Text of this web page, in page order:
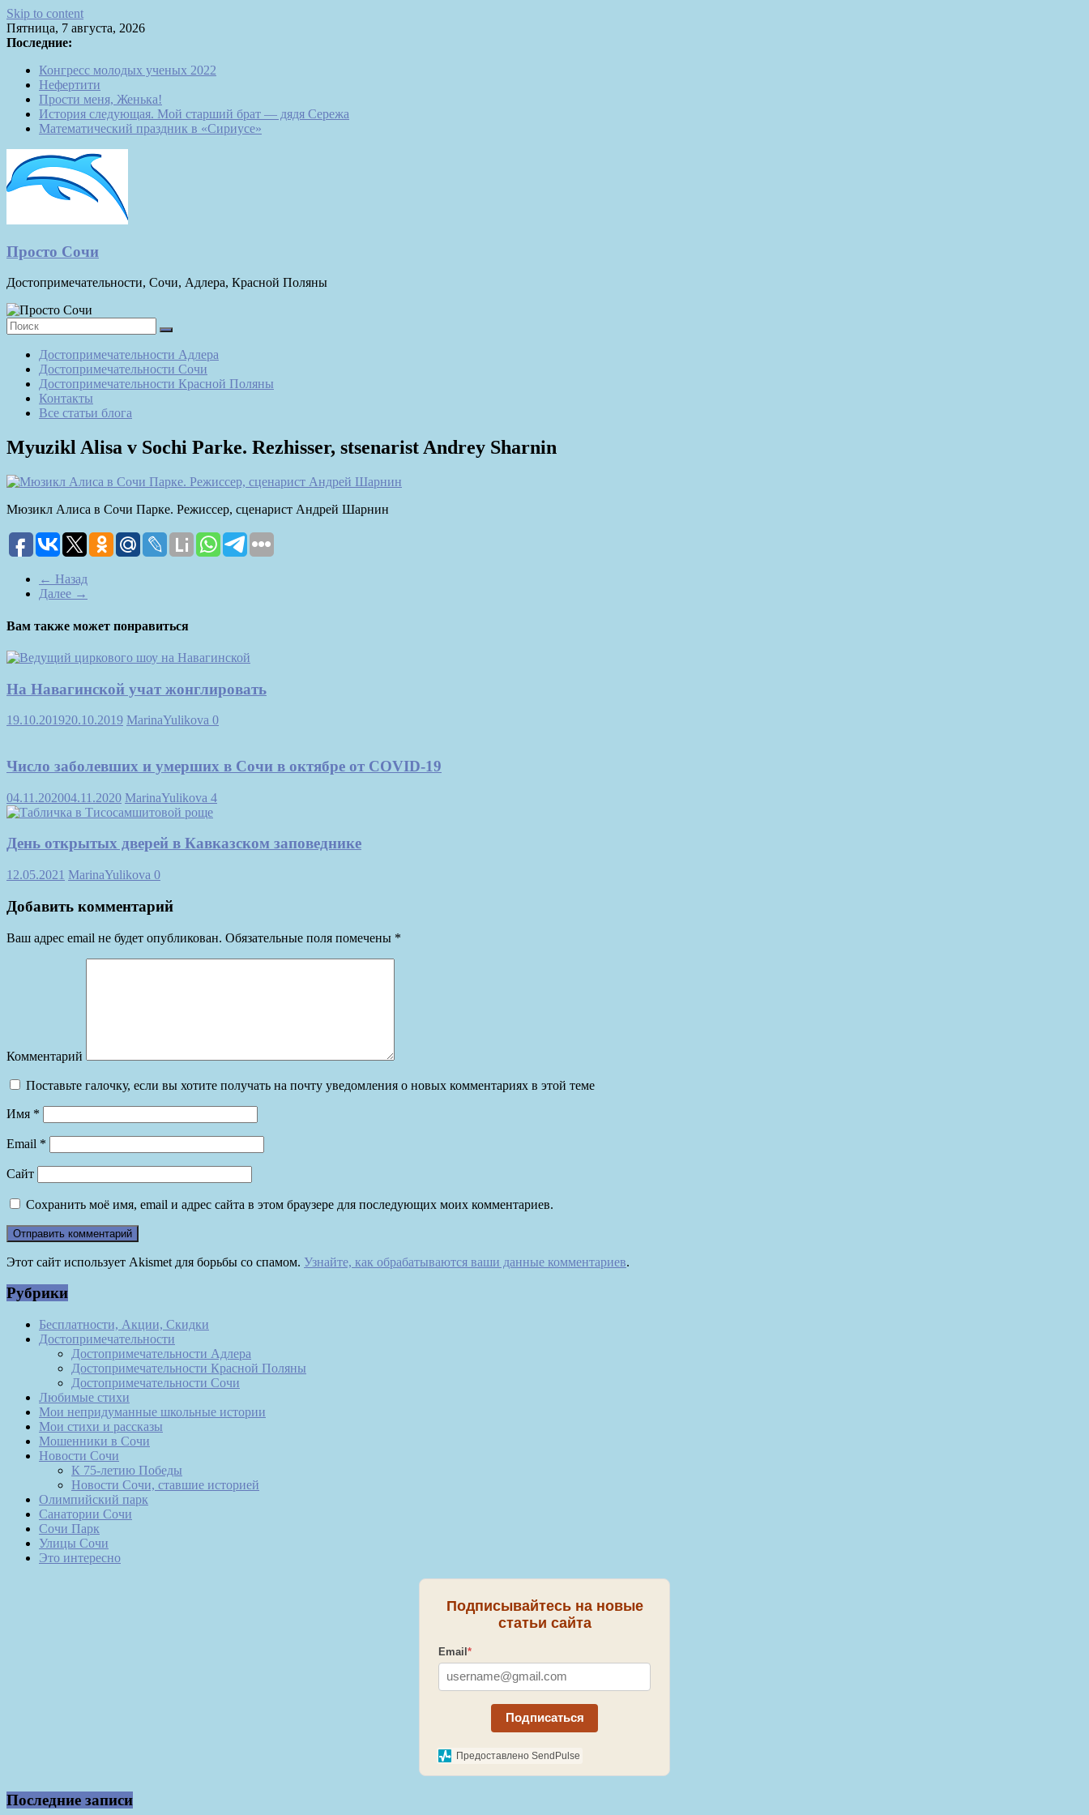
Skip to content
Пятница, 7 августа, 2026
Последние:
Конгресс молодых ученых 2022
Нефертити
Прости меня, Женька!
История следующая. Мой старший брат — дядя Сережа
Математический праздник в «Сириусе»
Просто Сочи
Достопримечательности, Сочи, Адлера, Красной Поляны
Достопримечательности Адлера
Достопримечательности Сочи
Достопримечательности Красной Поляны
Контакты
Все статьи блога
Myuzikl Alisa v Sochi Parke. Rezhisser, stsenarist Andrey Sharnin
Мюзикл Алиса в Сочи Парке. Режиссер, сценарист Андрей Шарнин
← Назад
Далее →
Вам также может понравиться
На Навагинской учат жонглировать
19.10.201920.10.2019 MarinaYulikova 0
Число заболевших и умерших в Сочи в октябре от COVID-19
04.11.202004.11.2020 MarinaYulikova 4
День открытых дверей в Кавказском заповеднике
12.05.2021 MarinaYulikova 0
Добавить комментарий
Ваш адрес email не будет опубликован. Обязательные поля помечены *
Комментарий
Поставьте галочку, если вы хотите получать на почту уведомления о новых комментариях в этой теме
Имя *
Email *
Сайт
Сохранить моё имя, email и адрес сайта в этом браузере для последующих моих комментариев.
Этот сайт использует Akismet для борьбы со спамом. Узнайте, как обрабатываются ваши данные комментариев.
Рубрики
Бесплатности, Акции, Скидки
Достопримечательности
Достопримечательности Адлера
Достопримечательности Красной Поляны
Достопримечательности Сочи
Любимые стихи
Мои непридуманные школьные истории
Мои стихи и рассказы
Мошенники в Сочи
Новости Сочи
К 75-летию Победы
Новости Сочи, ставшие историей
Олимпийский парк
Санатории Сочи
Сочи Парк
Улицы Сочи
Это интересно
Подписывайтесь на новые
статьи сайта
Email *
Подписаться
Предоставлено SendPulse
Последние записи